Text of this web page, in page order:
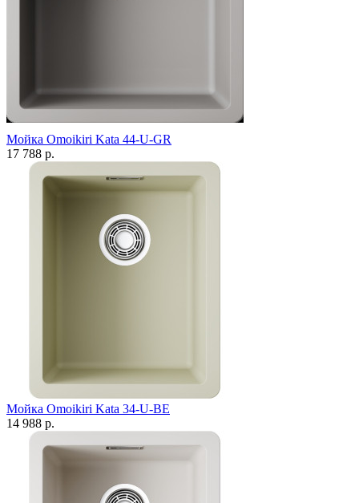
Мойка Omoikiri Kata 44-U-GR
17 788 р.
Мойка Omoikiri Kata 34-U-BE
14 988 р.